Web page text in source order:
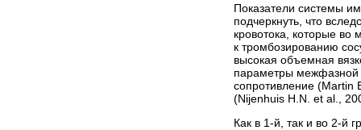
Показатели системы
подчерк­нуть, что
кровотока, которые во
к тромбозированию
высокая объемная
параметры межфазной
сопротивление (Martin
(Nijenhuis Н.N. et al.,
Как в 1-й, так и во 2-й